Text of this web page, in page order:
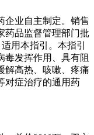
业自主制定。销售
药品监督管理部门批
用本指引。本指引
毒发挥作用、具有阻
解高热、咳嗽、疼痛
对症治疗的通用药